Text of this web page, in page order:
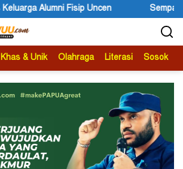
Sempat Terluka, Pelaku Penembakan
Khas & Unik Olahraga Literasi Sosok